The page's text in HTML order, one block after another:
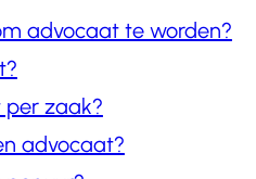
advocaat te worden?
per zaak?
advocaat?